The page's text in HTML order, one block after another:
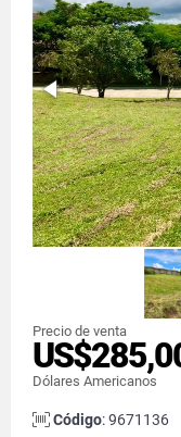
Precio de venta
Dólares Americanos
Código: 9671136